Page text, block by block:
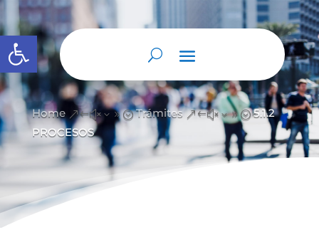
Abrir barra de herramientas
Home &#x39; Trámites &#x39; 5.1.2
PROCESOS